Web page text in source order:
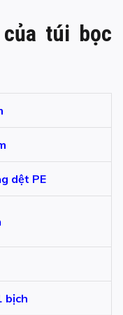
túi bọc
dệt PE
bịch